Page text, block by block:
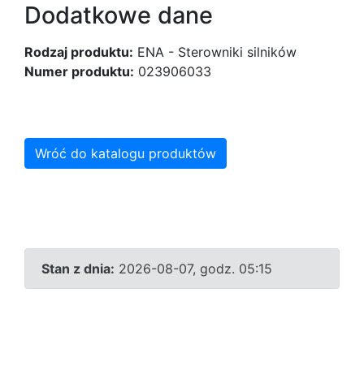
Dodatkowe dane
Rodzaj produktu: ENA - Sterowniki silników
Numer produktu: 023906033
Wróć do katalogu produktów
Stan z dnia: 2026-08-07, godz. 05:15